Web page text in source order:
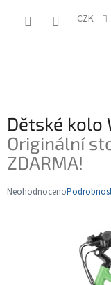
CZK
Dětské kolo
Originální
ZDARMA!
Průměrné
Neohodnoceno